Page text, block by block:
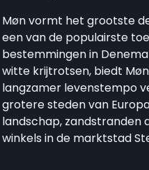
Møn vormt het grootste
een van de populairste
bestemmingen in
witte krijtrotsen, biedt
langzamer levenstempo
grotere steden van
landschap, zandstranden
winkels in de marktstad